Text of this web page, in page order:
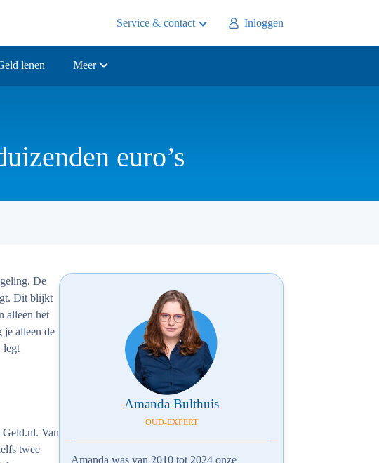
Service & contact Inloggen
lenen Meer
euro’s
De
Dit blijkt
alleen het
je alleen de
legt
Geld.nl. Van
twee
Amanda Bulthuis
OUD-EXPERT
Amanda was van 2010 tot 2024 onze